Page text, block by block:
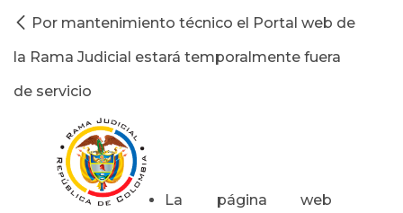
Por mantenimiento técnico el Portal web de
la Rama Judicial estará temporalmente fuera
de servicio
La página web